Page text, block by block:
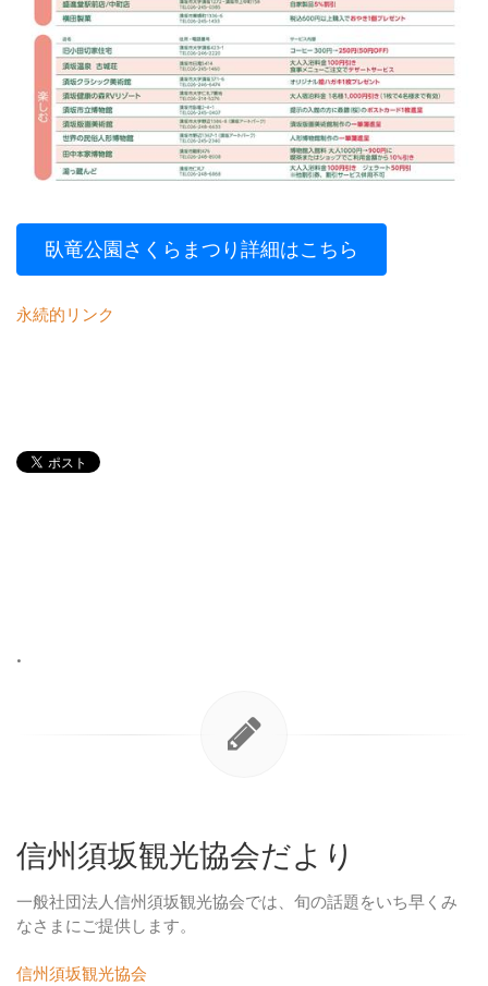
臥竜公園さくらまつり詳細はこちら
永続的リンク
•
信州須坂観光協会だより
一般社団法人信州須坂観光協会では、旬の話題をいち早くみ
なさまにご提供します。
信州須坂観光協会